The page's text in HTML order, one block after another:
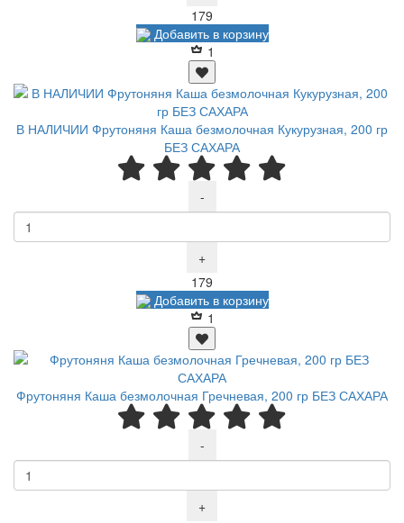
179
Добавить в корзину
1
В НАЛИЧИИ Фрутоняня Каша безмолочная Кукурузная, 200 гр
БЕЗ САХАРА
-
+
179
Добавить в корзину
1
Фрутоняня Каша безмолочная Гречневая, 200 гр БЕЗ САХАРА
-
+